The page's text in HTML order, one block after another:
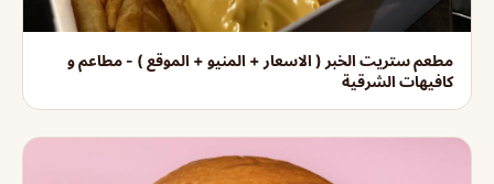
مطعم ستريت الخبر ( الاسعار + المنيو + الموقع ) - مطاعم و
كافيهات الشرقية